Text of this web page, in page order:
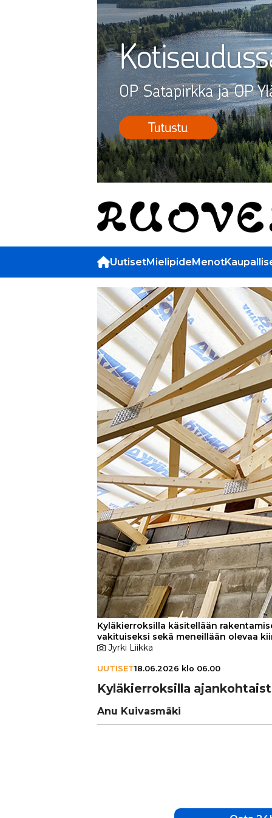
UutisetMielipideMenot
Kyläkierroksilla käsitellään
vakituiseksi sekä meneillään olevaa
Jyrki Liikka
UUTISET18.06.2026 klo 06.00
Kylä­kier­rok­silla
Anu Kuivasmäki